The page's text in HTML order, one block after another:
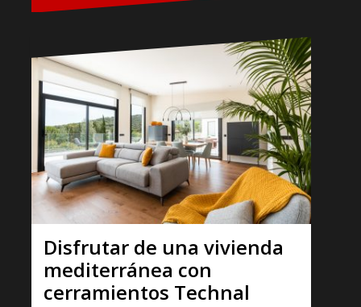
Disfrutar de una vivienda
mediterránea con
cerramientos Technal